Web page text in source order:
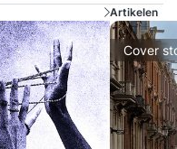
Artikelen
Cover